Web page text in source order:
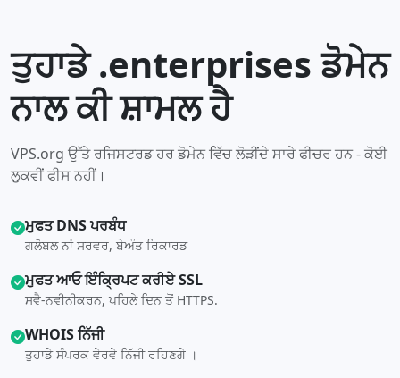
ਤੁਹਾਡੇ .enterprises ਡੋਮੇਨ
ਨਾਲ ਕੀ ਸ਼ਾਮਲ ਹੈ
VPS.org ਉੱਤੇ ਰਜਿਸਟਰਡ ਹਰ ਡੋਮੇਨ ਵਿੱਚ ਲੋੜੀਂਦੇ ਸਾਰੇ ਫੀਚਰ ਹਨ - ਕੋਈ
ਲੁਕਵੀਂ ਫੀਸ ਨਹੀਂ।
ਮੁਫਤ DNS ਪਰਬੰਧ
ਗਲੋਬਲ ਨਾਂ ਸਰਵਰ, ਬੇਅੰਤ ਰਿਕਾਰਡ
ਮੁਫਤ ਆਓ ਇੰਕ੍ਰਿਪਟ ਕਰੀਏ SSL
ਸਵੈ-ਨਵੀਨੀਕਰਨ, ਪਹਿਲੇ ਦਿਨ ਤੋਂ HTTPS.
WHOIS ਨਿੱਜੀ
ਤੁਹਾਡੇ ਸੰਪਰਕ ਵੇਰਵੇ ਨਿੱਜੀ ਰਹਿਣਗੇ ।